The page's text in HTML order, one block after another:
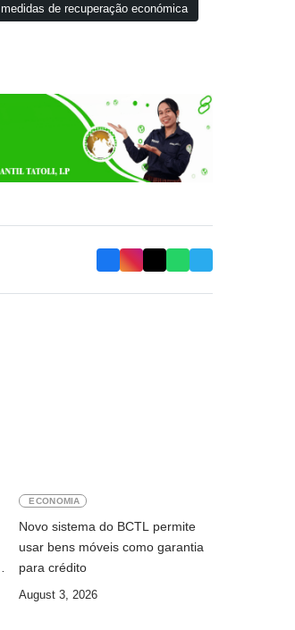
medidas de recuperação económica
ECONOMIA
Novo sistema do BCTL permite
usar bens móveis como garantia
para crédito
August 3, 2026